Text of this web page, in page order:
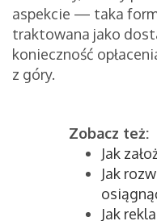
aspekcie — taka
traktowana jako
konieczność
z góry.
Zobacz też:
Jak
Jak
Jak